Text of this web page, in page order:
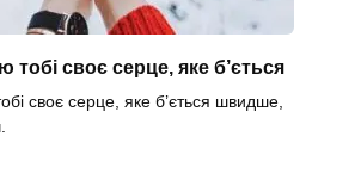
тобі своє серце, яке б’ється
своє серце, яке б’ється швидше,